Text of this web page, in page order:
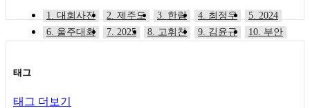
1. 대회사진 2. 제주도 3. 한림 4. 최정우
5. 2024
6. 울주대회
7. 2025 8. 고휘찬 9. 김윤규 10. 부안
태그
태그 더보기